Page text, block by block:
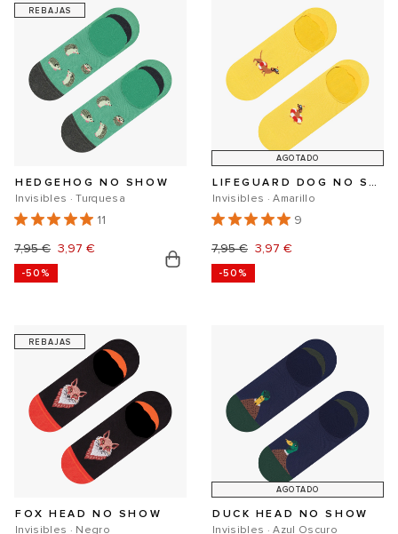
REBAJAS
HEDGEHOG NO SHOW
Invisibles · Turquesa
11
Precio
habitual
7,95 €
Precio
de
3,97 €
-50%
AGOTADO
LIFEGUARD DOG NO SHOW
Invisibles · Amarillo
9
Precio
habitual
7,95 €
Precio
de
3,97 €
-50%
REBAJAS
FOX HEAD NO SHOW
Invisibles · Negro
AGOTADO
DUCK HEAD NO SHOW
Invisibles · Azul Oscuro